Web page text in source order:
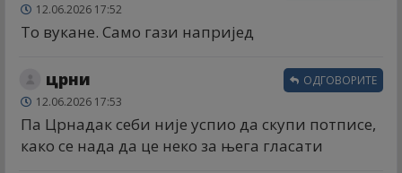
12.06.2026 17:52
То вукане. Само гази напријед
црни
12.06.2026 17:53
Па Црнадак себи није успио да скупи потписе,
како се нада да це неко за њега гласати
ОДГОВОРИТЕ